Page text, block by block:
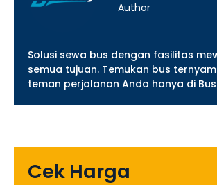
Author
Solusi sewa bus dengan fasilitas
semua tujuan. Temukan bus
teman perjalanan Anda hanya di
Cek Harga